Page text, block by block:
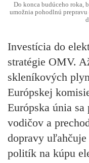
Do konca budúceho roka,
umožnia pohodlnú
Investícia do
stratégie OMV.
skleníkových
Európskej
Európska únia
vodičov a
dopravy
politík na kúpu